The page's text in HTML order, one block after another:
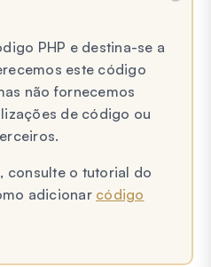
PHP e destina-se a
este código
não fornecemos
de código ou
consulte o tutorial do
adicionar código